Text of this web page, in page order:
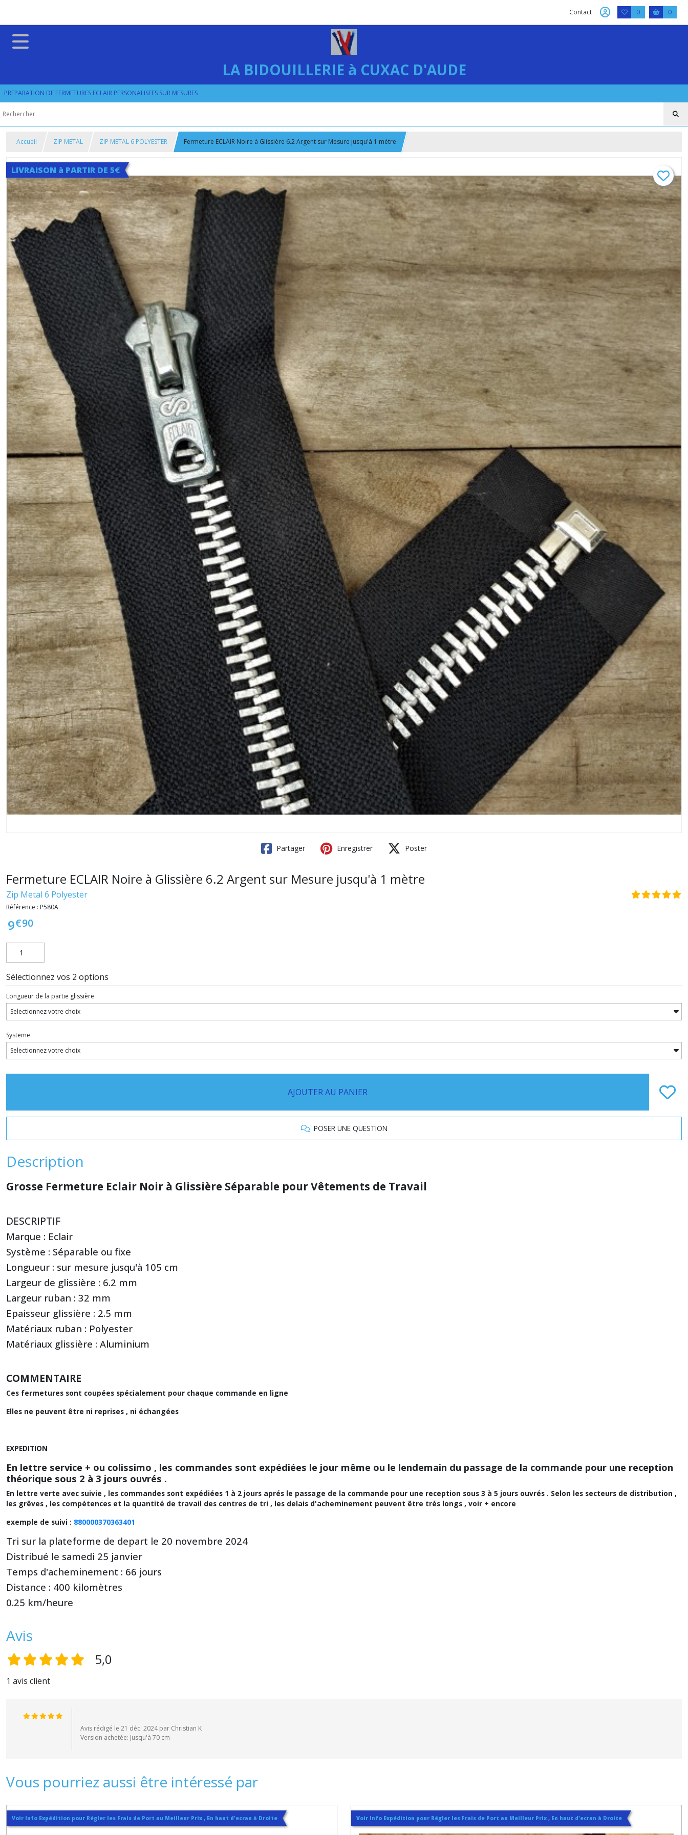
Contact 0 0
LA BIDOUILLERIE à CUXAC D'AUDE
PREPARATION DE FERMETURES ECLAIR PERSONALISEES SUR MESURES
Accueil ZIP METAL ZIP METAL 6 POLYESTER Fermeture ECLAIR Noire à Glissière 6.2 Argent sur Mesure jusqu'à 1 mètre
LIVRAISON à PARTIR DE 5€
Partager Enregistrer Poster
Fermeture ECLAIR Noire à Glissière 6.2 Argent sur Mesure jusqu'à 1 mètre
Zip Metal 6 Polyester
Référence : P580A
9€90
Sélectionnez vos 2 options
Longueur de la partie glissière
Systeme
AJOUTER AU PANIER
POSER UNE QUESTION
Description
Grosse Fermeture Eclair Noir à Glissière Séparable pour Vêtements de Travail
DESCRIPTIF
Marque : Eclair
Système : Séparable ou fixe
Longueur : sur mesure jusqu'à 105 cm
Largeur de glissière : 6.2 mm
Largeur ruban : 32 mm
Epaisseur glissière : 2.5 mm
Matériaux ruban : Polyester
Matériaux glissière : Aluminium
COMMENTAIRE
Ces fermetures sont coupées spécialement pour chaque commande en ligne
Elles ne peuvent être ni reprises , ni échangées
EXPEDITION
En lettre service + ou colissimo , les commandes sont expédiées le jour même ou le lendemain du passage de la commande pour une reception
théorique sous 2 à 3 jours ouvrés .
En lettre verte avec suivie , les commandes sont expédiées 1 à 2 jours aprés le passage de la commande pour une reception sous 3 à 5 jours ouvrés . Selon les secteurs de distribution ,
les grêves , les compétences et la quantité de travail des centres de tri , les delais d'acheminement peuvent être trés longs , voir + encore
exemple de suivi : 880000370363401
Tri sur la plateforme de depart le 20 novembre 2024
Distribué le samedi 25 janvier
Temps d'acheminement : 66 jours
Distance : 400 kilomètres
0.25 km/heure
Avis
5,0
1 avis client
Avis rédigé le 21 déc. 2024 par Christian K
Version achetée: Jusqu'à 70 cm
Vous pourriez aussi être intéressé par
Voir Info Expédition pour Régler les Frais de Port au Meilleur Prix , En haut d'ecran à Droite Voir Info Expédition pour Régler les Frais de Port au Meilleur Prix , En haut d'ecran à Droite